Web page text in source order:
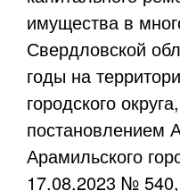
имущества в
Свердловской
годы на
городского
постановлением
Арамильского
17.08.2023 №